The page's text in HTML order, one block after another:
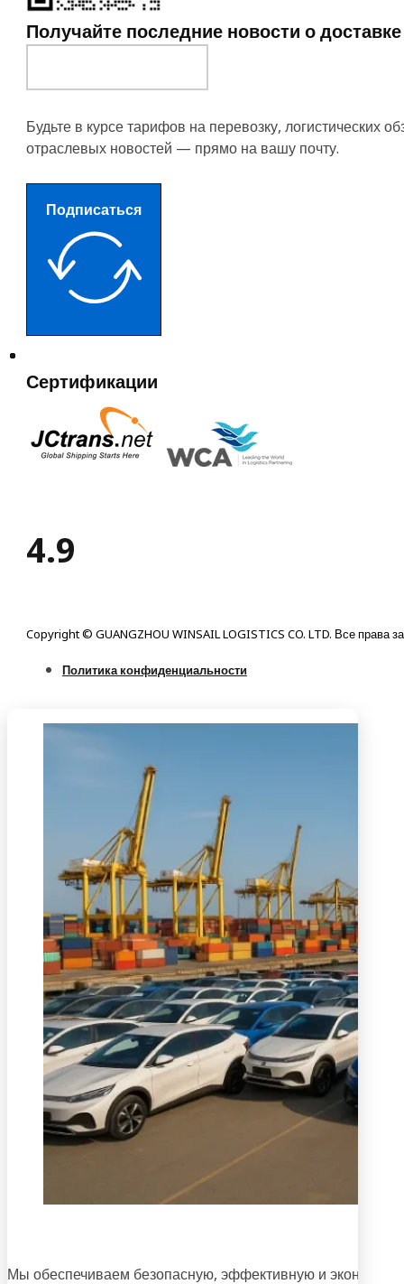
Получайте последние новости о доставке
Будьте в курсе тарифов на перевозку, логистических
отраслевых новостей — прямо на вашу почту.
Подписаться
Сертификации
4.9
Copyright © GUANGZHOU WINSAIL LOGISTICS CO. LTD. Все права
Политика конфиденциальности
Мы обеспечиваем безопасную, эффективную и